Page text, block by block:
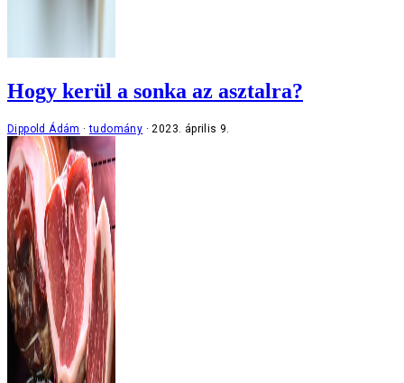
Hogy kerül a sonka az asztalra?
Dippold Ádám tudomány 2023. április 9.